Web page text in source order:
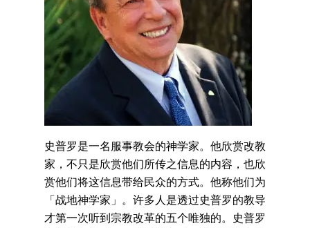
史普罗是一名服事教会的神学家。他欣赏改教
家，不只是欣赏他们所传之信息的内容，也欣
赏他们将这信息带给民众的方式。他称他们为
「战地神学家」。许多人是透过史普罗的教导
才第一次听到宗教改革的五个唯独的。史普罗